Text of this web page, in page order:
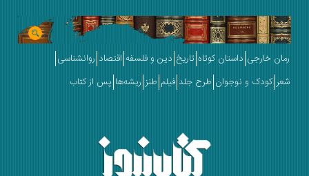
خارجی داستان کوتاه تاریخ دین و فلسفه اقتصاد روانشناسی
کودک و نوجوان طرح جلد فیلم طنز ریشه‌ها پس از کتاب